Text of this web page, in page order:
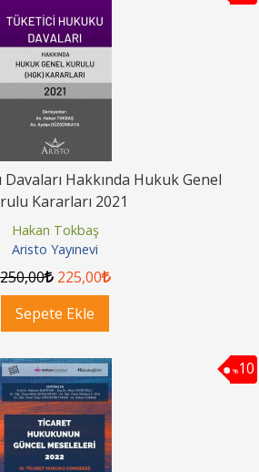
Hakkında Hukuk Genel
Kararları 2021
Hakan Tokbaş
Aristo Yayınevi
250,00 225,00
Sepete Ekle
%10